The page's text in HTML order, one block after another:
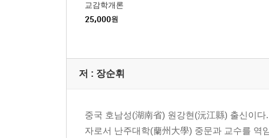
교감학개론
25,000원
저 : 장순휘
중국 호남성(湖南省) 원강현(沅江縣) 출신이
자로서 난주대학(蘭州大學) 중문과 교수를 역